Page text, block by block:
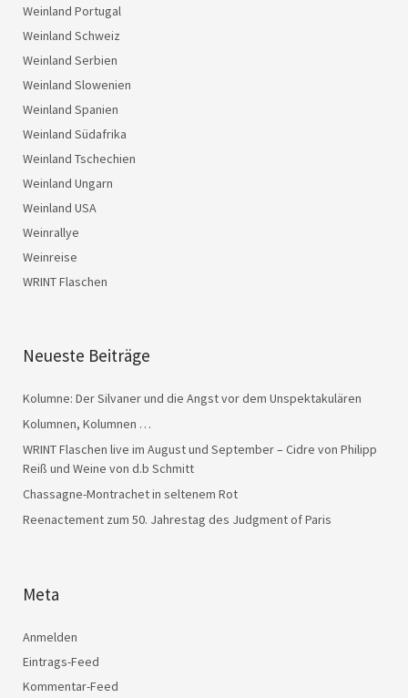
Weinland Portugal
Weinland Schweiz
Weinland Serbien
Weinland Slowenien
Weinland Spanien
Weinland Südafrika
Weinland Tschechien
Weinland Ungarn
Weinland USA
Weinrallye
Weinreise
WRINT Flaschen
Neueste Beiträge
Kolumne: Der Silvaner und die Angst vor dem Unspektakulären
Kolumnen, Kolumnen …
WRINT Flaschen live im August und September – Cidre von Philipp
Reiß und Weine von d.b Schmitt
Chassagne-Montrachet in seltenem Rot
Reenactement zum 50. Jahrestag des Judgment of Paris
Meta
Anmelden
Eintrags-Feed
Kommentar-Feed